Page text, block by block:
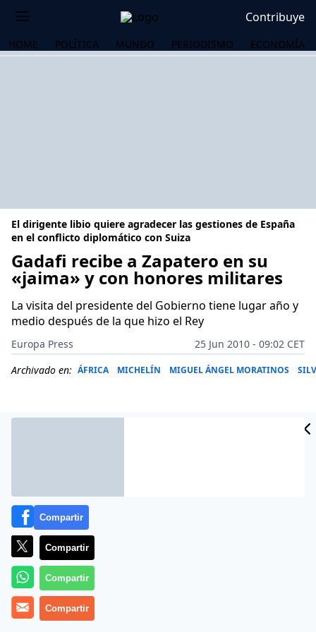
Contribuye
HOME POLÍTICA MUNDO PERIODISMO ECONOMÍA
El dirigente libio quiere agradecer las gestiones de España
en el conflicto diplomático con Suiza
Gadafi recibe a Zapatero en su
«jaima» y con honores militares
La visita del presidente del Gobierno tiene lugar año y
medio después de la que hizo el Rey
Europa Press
25 Jun 2010 - 09:02 CET
Archivado en: ÁFRICA MICHELÍN MIGUEL ÁNGEL MORATINOS
Más información
Compartir
Compartir
Compartir
Compartir